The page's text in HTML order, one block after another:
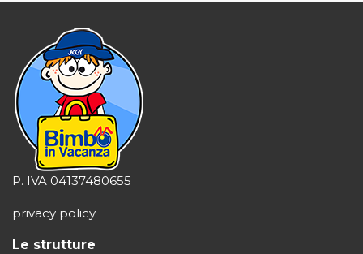
P. IVA 04137480655
privacy policy
Le strutture